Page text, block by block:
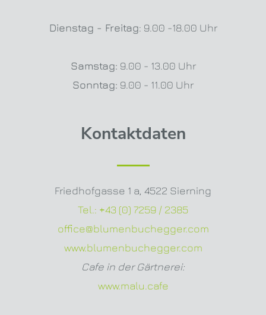
Dienstag - Freitag: 9.00 -18.00 Uhr
Samstag: 9.00 - 13.00 Uhr
Sonntag: 9.00 - 11.00 Uhr
Kontaktdaten
Friedhofgasse 1 a, 4522 Sierning
Tel.: +43 (0) 7259 / 2385
office@blumenbuchegger.com
www.blumenbuchegger.com
Cafe in der Gärtnerei:
www.malu.cafe